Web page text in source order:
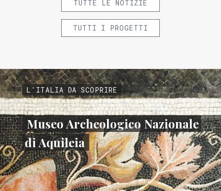
TUTTE LE NOTIZIE
TUTTI I PROGETTI
L'ITALIA DA SCOPRIRE
Museo Archeologico Nazionale
di Aquileia